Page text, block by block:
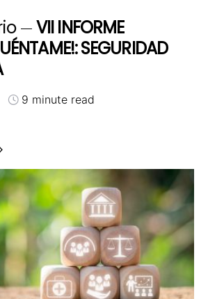
VII INFORME
SEGURIDAD
9 minute read